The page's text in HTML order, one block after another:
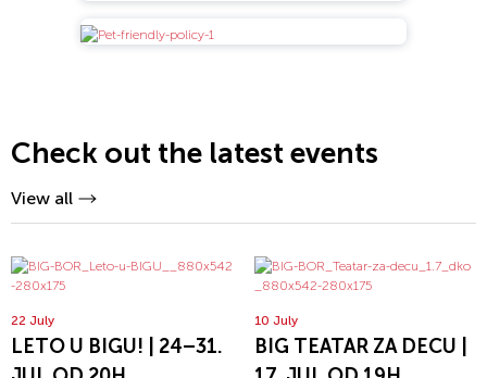
Check out the latest events
View all
22 July
LETO U BIGU! | 24–31.
10 July
BIG TEATAR ZA DECU |